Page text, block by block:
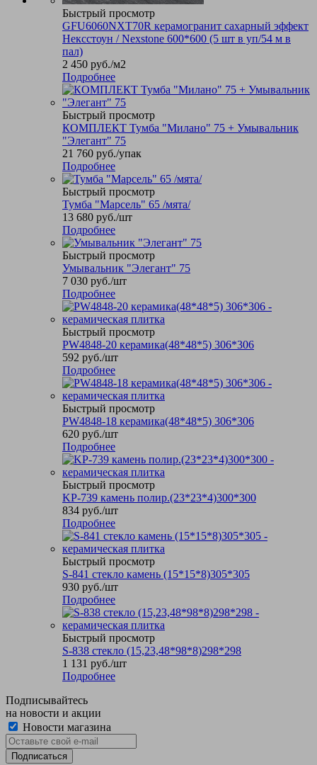
Быстрый просмотр
GFU6060NXT70R керамогранит сахарный эффект
Нексстоун / Nexstone 600*600 (5 шт в уп/54 м в
пал)
2 450 руб./м2
Подробнее
Быстрый просмотр
КОМПЛЕКТ Тумба "Милано" 75 + Умывальник
"Элегант" 75
21 760 руб./упак
Подробнее
Быстрый просмотр
Тумба "Марсель" 65 /мята/
13 680 руб./шт
Подробнее
Быстрый просмотр
Умывальник "Элегант" 75
7 030 руб./шт
Подробнее
Быстрый просмотр
PW4848-20 керамика(48*48*5) 306*306
592 руб./шт
Подробнее
Быстрый просмотр
PW4848-18 керамика(48*48*5) 306*306
620 руб./шт
Подробнее
Быстрый просмотр
KP-739 камень полир.(23*23*4)300*300
834 руб./шт
Подробнее
Быстрый просмотр
S-841 стекло камень (15*15*8)305*305
930 руб./шт
Подробнее
Быстрый просмотр
S-838 стекло (15,23,48*98*8)298*298
1 131 руб./шт
Подробнее
Подписывайтесь
на новости и акции
Новости магазина